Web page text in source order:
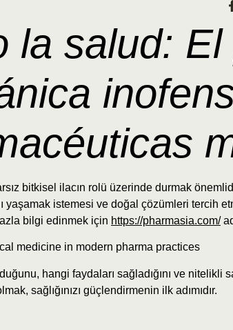
la salud:
bitkisel ilacın rolü üzerinde durmak
yaşamak istemesi ve doğal çözümleri tercih
bilgi edinmek için https://pharmasia.com/
hangi faydaları sağladığını ve
sağlığınızı güçlendirmenin ilk adımıdır.